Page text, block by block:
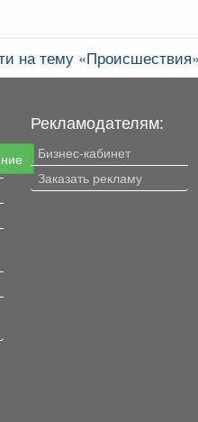
на тему «Происшествия»
Рекламодателям:
Бизнес-кабинет
Заказать рекламу